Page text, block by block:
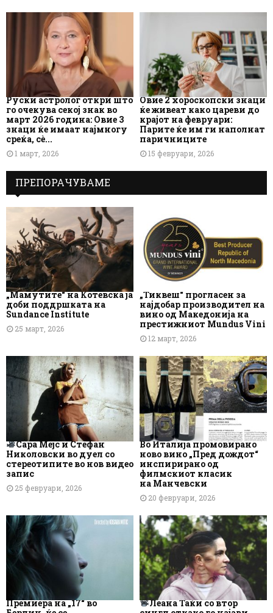
Руски астролог откри што
го очекува секој знак во
март 2026 година: Овие 3
знаци ќе имаат најмногу
среќа, сè...
1 март, 2026
Овие 2 хороскопски знаци
ќе живеат како цареви до
крајот на февруари:
Парите ќе им ги наполнат
паричниците
15 февруари, 2026
ПРЕПОРАЧУВАМЕ
„Мамутите“ на Котевска ја
доби поддршката на
Sundance Institute
25 март, 2026
„Тиквеш“ прогласен за
најдобар производител на
вино од Македонија на
престижниот Mundus Vini
12 март, 2026
Сара Мејс и Стефан
Николовски во дуел со
стереотипите во нов видео
запис
25 февруари, 2026
Во Италија промовирано
ново вино „Пред дождот“
инспирирано од
филмскиот класик
на Манчевски
20 февруари, 2026
Премиера на „17“ во
Леана Таќи со втор